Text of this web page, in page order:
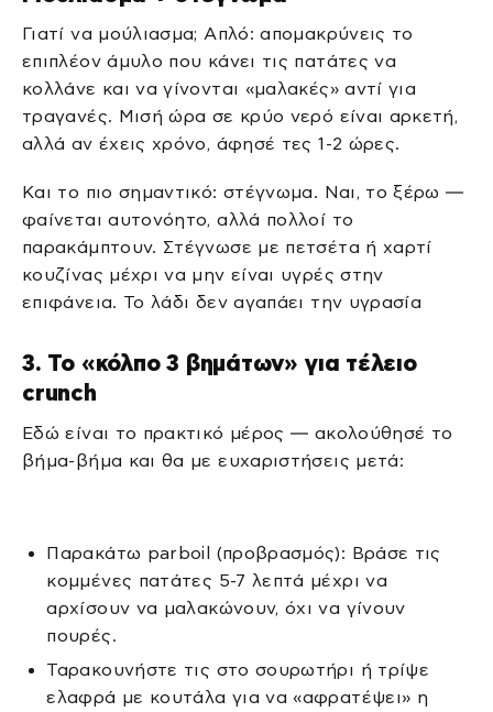
Γιατί να μούλιασμα; Απλό: απομακρύνεις το
επιπλέον άμυλο που κάνει τις πατάτες να
κολλάνε και να γίνονται «μαλακές» αντί για
τραγανές. Μισή ώρα σε κρύο νερό είναι αρκετή,
αλλά αν έχεις χρόνο, άφησέ τες 1-2 ώρες.
Και το πιο σημαντικό: στέγνωμα. Ναι, το ξέρω —
φαίνεται αυτονόητο, αλλά πολλοί το
παρακάμπτουν. Στέγνωσε με πετσέτα ή χαρτί
κουζίνας μέχρι να μην είναι υγρές στην
επιφάνεια. Το λάδι δεν αγαπάει την υγρασία
3. Το «κόλπο 3 βημάτων» για τέλειο
crunch
Εδώ είναι το πρακτικό μέρος — ακολούθησέ το
βήμα-βήμα και θα με ευχαριστήσεις μετά:
Παρακάτω parboil (προβρασμός): Βράσε τις
κομμένες πατάτες 5-7 λεπτά μέχρι να
αρχίσουν να μαλακώνουν, όχι να γίνουν
πουρές.
Ταρακουνήστε τις στο σουρωτήρι ή τρίψε
ελαφρά με κουτάλα για να «αφρατέψει» η